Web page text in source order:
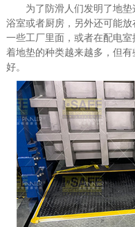
为了防滑人们发明了地垫
浴室或者厨房，另外还可能
一些工厂里面，或者在配电
着地垫的种类越来越多，但
好。